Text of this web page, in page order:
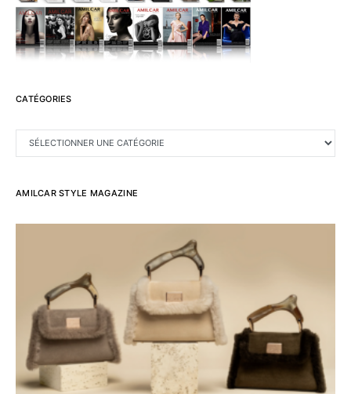
CATÉGORIES
CATÉGORIES
AMILCAR STYLE MAGAZINE